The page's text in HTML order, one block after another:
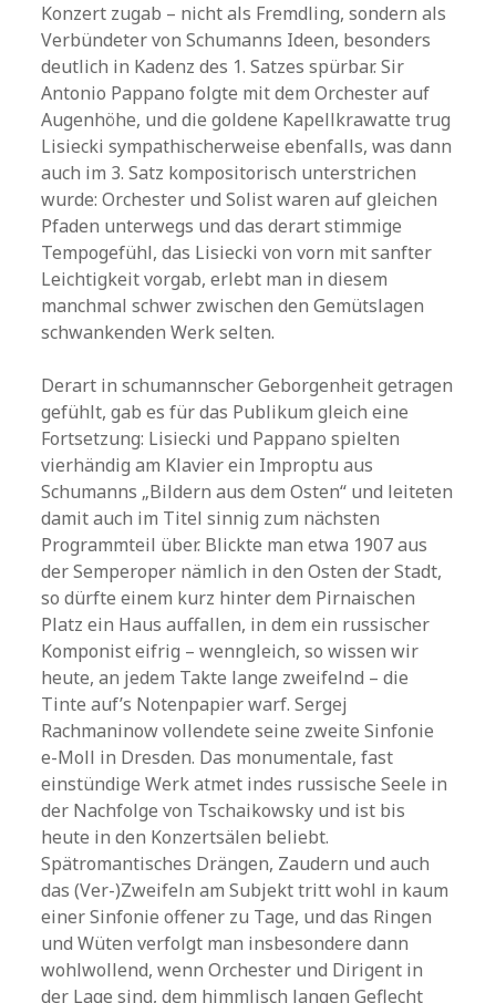
Konzert zugab – nicht als Fremdling, sondern als
Verbündeter von Schumanns Ideen, besonders
deutlich in Kadenz des 1. Satzes spürbar. Sir
Antonio Pappano folgte mit dem Orchester auf
Augenhöhe, und die goldene Kapellkrawatte trug
Lisiecki sympathischerweise ebenfalls, was dann
auch im 3. Satz kompositorisch unterstrichen
wurde: Orchester und Solist waren auf gleichen
Pfaden unterwegs und das derart stimmige
Tempogefühl, das Lisiecki von vorn mit sanfter
Leichtigkeit vorgab, erlebt man in diesem
manchmal schwer zwischen den Gemütslagen
schwankenden Werk selten.
Derart in schumannscher Geborgenheit getragen
gefühlt, gab es für das Publikum gleich eine
Fortsetzung: Lisiecki und Pappano spielten
vierhändig am Klavier ein Improptu aus
Schumanns „Bildern aus dem Osten“ und leiteten
damit auch im Titel sinnig zum nächsten
Programmteil über. Blickte man etwa 1907 aus
der Semperoper nämlich in den Osten der Stadt,
so dürfte einem kurz hinter dem Pirnaischen
Platz ein Haus auffallen, in dem ein russischer
Komponist eifrig – wenngleich, so wissen wir
heute, an jedem Takte lange zweifelnd – die
Tinte auf’s Notenpapier warf. Sergej
Rachmaninow vollendete seine zweite Sinfonie
e-Moll in Dresden. Das monumentale, fast
einstündige Werk atmet indes russische Seele in
der Nachfolge von Tschaikowsky und ist bis
heute in den Konzertsälen beliebt.
Spätromantisches Drängen, Zaudern und auch
das (Ver-)Zweifeln am Subjekt tritt wohl in kaum
einer Sinfonie offener zu Tage, und das Ringen
und Wüten verfolgt man insbesondere dann
wohlwollend, wenn Orchester und Dirigent in
der Lage sind, dem himmlisch langen Geflecht